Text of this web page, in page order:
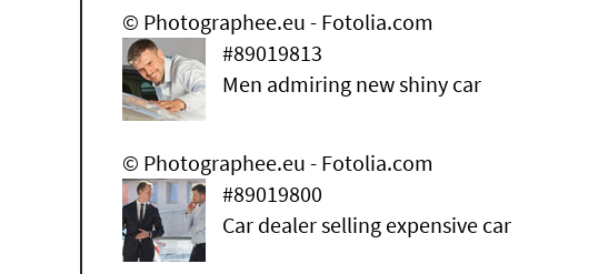
© Photographee.eu - Fotolia.com
#89019813
Men admiring new shiny car
© Photographee.eu - Fotolia.com
#89019800
Car dealer selling expensive car